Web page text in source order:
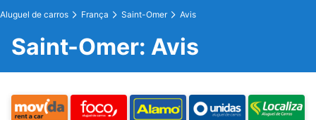
Aluguel de carros França Saint-Omer Avis
Saint-Omer: Avis